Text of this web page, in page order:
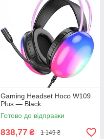
Gaming Headset Hoco W109
Plus — Black
Готово до відправки
838,77 ₴ 1 149 ₴